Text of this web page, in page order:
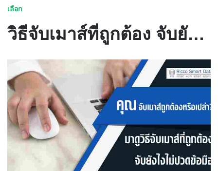
เลือก
วิธีจับเมาส์ที่ถูกต้อง จับยังไงไม่ปวดข้อมือ